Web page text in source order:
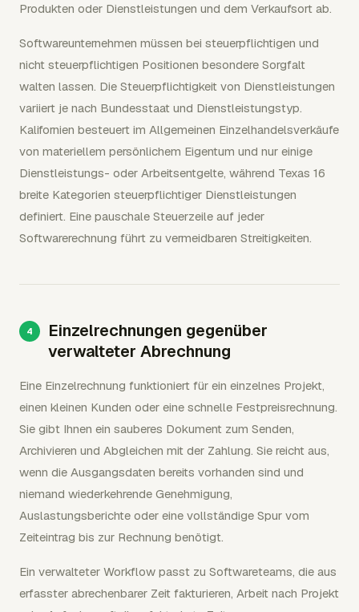
Produkten oder Dienstleistungen und dem Verkaufsort ab.
Softwareunternehmen müssen bei steuerpflichtigen und
nicht steuerpflichtigen Positionen besondere Sorgfalt
walten lassen. Die Steuerpflichtigkeit von Dienstleistungen
variiert je nach Bundesstaat und Dienstleistungstyp.
Kalifornien besteuert im Allgemeinen Einzelhandelsverkäufe
von materiellem persönlichem Eigentum und nur einige
Dienstleistungs- oder Arbeitsentgelte, während Texas 16
breite Kategorien steuerpflichtiger Dienstleistungen
definiert. Eine pauschale Steuerzeile auf jeder
Softwarerechnung führt zu vermeidbaren Streitigkeiten.
Einzelrechnungen gegenüber
verwalteter Abrechnung
Eine Einzelrechnung funktioniert für ein einzelnes Projekt,
einen kleinen Kunden oder eine schnelle Festpreisrechnung.
Sie gibt Ihnen ein sauberes Dokument zum Senden,
Archivieren und Abgleichen mit der Zahlung. Sie reicht aus,
wenn die Ausgangsdaten bereits vorhanden sind und
niemand wiederkehrende Genehmigung,
Auslastungsberichte oder eine vollständige Spur vom
Zeiteintrag bis zur Rechnung benötigt.
Ein verwalteter Workflow passt zu Softwareteams, die aus
erfasster abrechenbarer Zeit fakturieren, Arbeit nach Projekt